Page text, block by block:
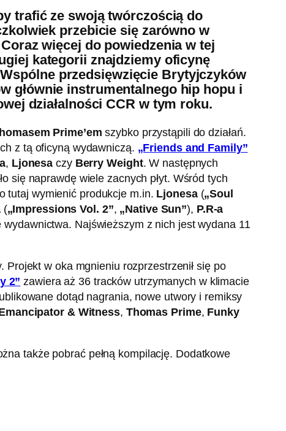
trafić ze swoją twórczością do
przebicie się zarówno w
więcej do powiedzenia w tej
kategorii znajdziemy oficynę
przedsięwzięcie Brytyjczyków
głównie instrumentalnego hip hopu i
działalności CCR w tym roku.
Prime’em szybko przystąpili do działań.
z tą oficyną wydawniczą. „Friends and Family”
, Ljonesa czy Berry Weight. W następnych
się naprawdę wiele zacnych płyt. Wśród tych
tutaj wymienić produkcje m.in. Ljonesa(„Soul
(„Impressions Vol. 2”, „Native Sun”), P.R-a
wydawnictwa. Najświeższym z nich jest wydana 11
Projekt w oka mgnieniu rozprzestrzenił się po
2” zawiera aż 36 tracków utrzymanych w klimacie
dotąd nagrania, nowe utwory i remiksy
& Witness, Thomas Prime, Funky
także pobrać pełną kompilację. Dodatkowe